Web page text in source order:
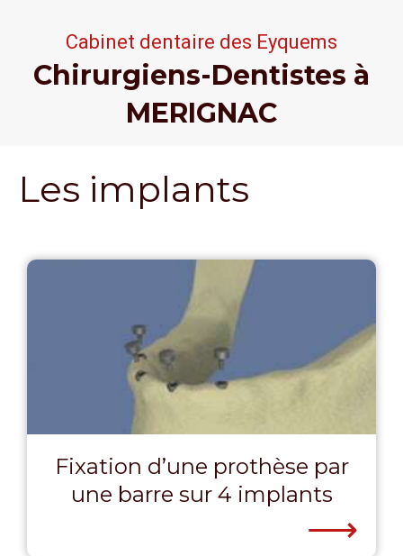
Cabinet dentaire des Eyquems
Chirurgiens-Dentistes à
MERIGNAC
Les implants
Fixation d’une prothèse par
une barre sur 4 implants
⟶